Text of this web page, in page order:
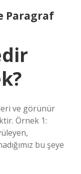
Paragraf
ve görünür
Örnek 1:
bu şeye